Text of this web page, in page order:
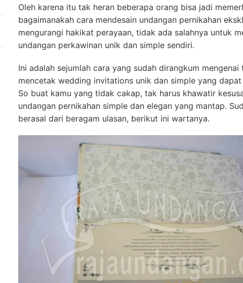
Oleh karena itu tak heran beberapa orang bisa jadi
bagaimanakah cara mendesain undangan pernikahan
mengurangi hakikat perayaan, tidak ada salahnya untuk
undangan perkawinan unik dan simple sendiri.
Ini adalah sejumlah cara yang sudah dirangkum mengenai
mencetak wedding invitations unik dan simple yang
So buat kamu yang tidak cakap, tak harus khawatir
undangan pernikahan simple dan elegan yang mantap.
berasal dari beragam ulasan, berikut ini wartanya.